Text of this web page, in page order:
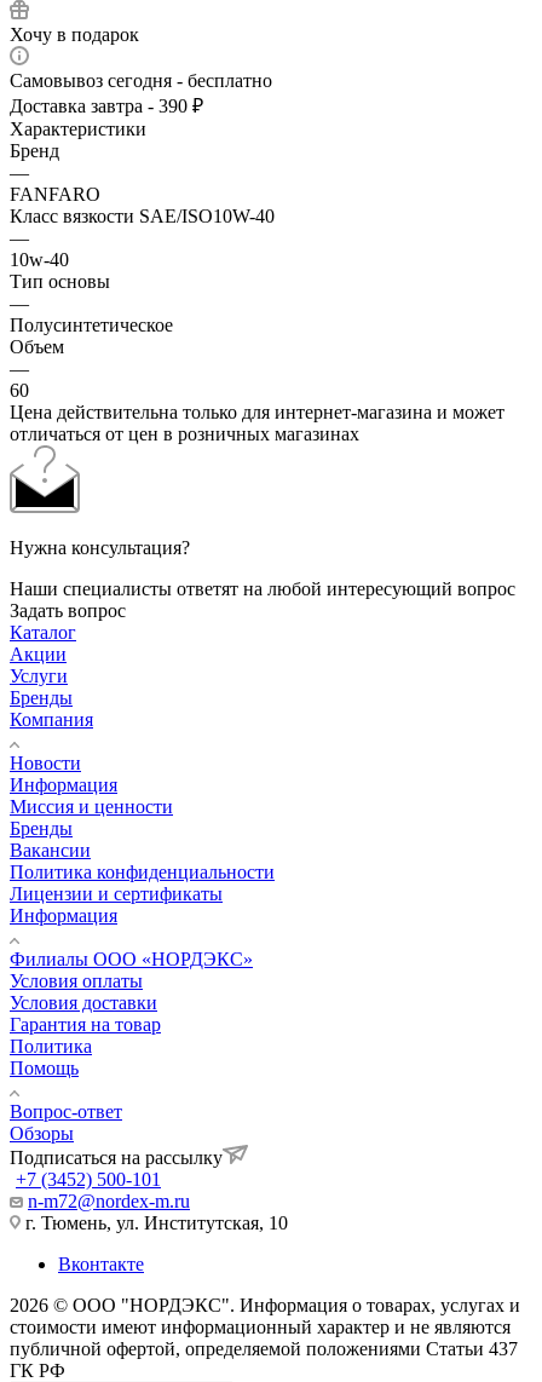
Хочу в подарок
Самовывоз сегодня - бесплатно
Доставка завтра - 390 ₽
Характеристики
Бренд
—
FANFARO
Класс вязкости SAE/ISO10W-40
—
10w-40
Тип основы
—
Полусинтетическое
Объем
—
60
Цена действительна только для интернет-магазина и может
отличаться от цен в розничных магазинах
Нужна консультация?
Наши специалисты ответят на любой интересующий вопрос
Задать вопрос
Каталог
Акции
Услуги
Бренды
Компания
Новости
Информация
Миссия и ценности
Бренды
Вакансии
Политика конфиденциальности
Лицензии и сертификаты
Информация
Филиалы ООО «НОРДЭКС»
Условия оплаты
Условия доставки
Гарантия на товар
Политика
Помощь
Вопрос-ответ
Обзоры
Подписаться на рассылку
+7 (3452) 500-101
n-m72@nordex-m.ru
г. Тюмень, ул. Институтская, 10
Вконтакте
2026 © ООО "НОРДЭКС". Информация о товарах, услугах и
стоимости имеют информационный характер и не являются
публичной офертой, определяемой положениями Статьи 437
ГК РФ